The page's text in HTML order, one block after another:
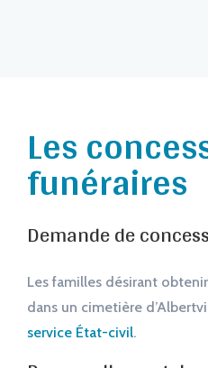
Les
funéraires
Demande de
Les familles désirant
dans un cimetière
service État-civil.